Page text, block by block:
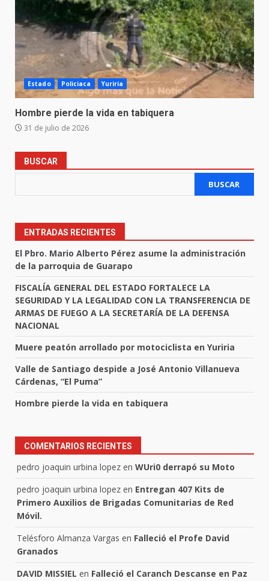
Estado Policiaca Yuriria
Hombre pierde la vida en tabiquera
31 de julio de 2026
BUSCAR
BUSCAR
ENTRADAS RECIENTES
El Pbro. Mario Alberto Pérez asume la administración
de la parroquia de Guarapo
FISCALÍA GENERAL DEL ESTADO FORTALECE LA
SEGURIDAD Y LA LEGALIDAD CON LA TRANSFERENCIA DE
ARMAS DE FUEGO A LA SECRETARÍA DE LA DEFENSA
NACIONAL
Muere peatón arrollado por motociclista en Yuriria
Valle de Santiago despide a José Antonio Villanueva
Cárdenas, “El Puma”
Hombre pierde la vida en tabiquera
COMENTARIOS RECIENTES
pedro joaquin urbina lopez en WUri0 derrapó su Moto
pedro joaquin urbina lopez en Entregan 407 Kits de
Primero Auxilios de Brigadas Comunitarias de Red
Móvil.
Telésforo Almanza Vargas en Falleció el Profe David
Granados
DAVID MISSIEL en Falleció el Caranch Descanse en Paz